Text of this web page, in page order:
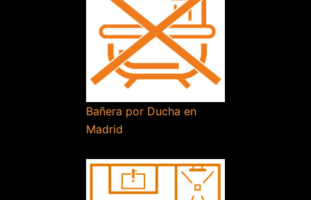
Bañera por Ducha en
Madrid